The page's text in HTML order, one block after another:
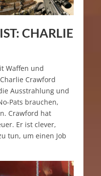
CHARLIE
Waffen und
Crawford
Ausstrahlung und
Pats brauchen,
Crawford hat
Er ist clever,
tun, um einen Job